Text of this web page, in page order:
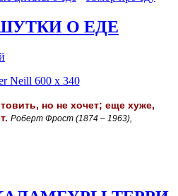
О ЕДЕ
но не хочет; еще хуже,
Роберт Фрост (1874 – 1963),